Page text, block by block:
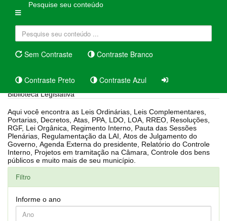
Pesquise seu conteúdo
Sem Contraste Contraste Branco
Contraste Preto Contraste Azul
Biblioteca Legislativa
Aqui você encontra as Leis Ordinárias, Leis Complementares,
Portarias, Decretos, Atas, PPA, LDO, LOA, RREO, Resoluções,
RGF, Lei Orgânica, Regimento Interno, Pauta das Sessões
Plenárias, Regulamentação da LAI, Atos de Julgamento do
Governo, Agenda Externa do presidente, Relatório do Controle
Interno, Projetos em tramitação na Câmara, Controle dos bens
públicos e muito mais de seu município.
Filtro
Informe o ano